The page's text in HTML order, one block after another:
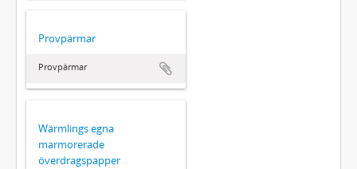
Provpärmar
Provpärmar
Wärmlings egna
marmorerade
överdragspapper